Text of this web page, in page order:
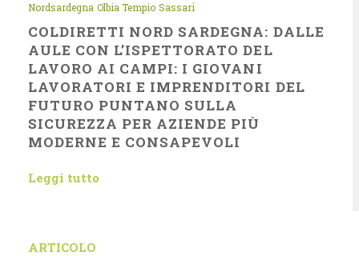
Nordsardegna Olbia Tempio Sassari
COLDIRETTI NORD SARDEGNA: DALLE
AULE CON L’ISPETTORATO DEL
LAVORO AI CAMPI: I GIOVANI
LAVORATORI E IMPRENDITORI DEL
FUTURO PUNTANO SULLA
SICUREZZA PER AZIENDE PIÙ
MODERNE E CONSAPEVOLI
Leggi tutto
ARTICOLO